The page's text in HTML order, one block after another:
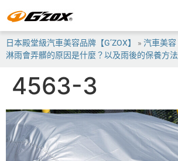
日本殿堂級汽車美容品牌【G’ZOX】 » 汽車美容
淋雨會弄髒的原因是什麼？以及雨後的保養方法
4563-3